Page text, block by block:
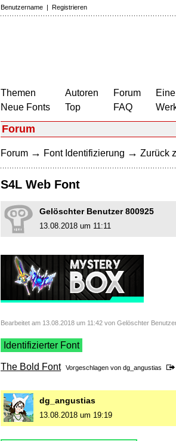
Benutzername | Registrieren
Themen
Neue Fonts
Autoren
Top
Forum
FAQ
Forum
Forum → Font Identifizierung → Zurück
S4L Web Font
Gelöschter Benutzer 800925
13.08.2018 um 11:11
Bearbeitet am 13.08.2018 um 11:42 von Gelöschter
Identifizierter Font
The Bold Font Vorgeschlagen von dg_angustias
dg_angustias
13.08.2018 um 19:19